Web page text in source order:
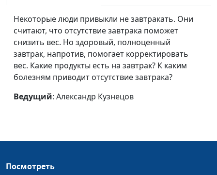
Раннее курение -
ранняя смерть
Андрей Прокопьев, магистр
здравоохранения
#135
Кормление
грудью и индекс
массы тела
Андрей Прокопьев, магистр
общественного
здравоохранения
питание
общественного
сердца
общественного
Некоторые люди привыкли не завтракать. Они
считают, что отсутствие завтрака поможет
снизить вес. Но здоровый, полноценный
завтрак, напротив, помогает корректировать
вес. Какие продукты есть на завтрак? К каким
болезням приводит отсутствие завтрака?
Ведущий: Александр Кузнецов
Посмотреть